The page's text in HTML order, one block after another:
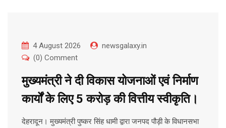
4 August 2026
newsgalaxy.in
(0) Comment
मुख्यमंत्री ने दी विकास योजनाओं एवं निर्माण
कार्यों के लिए 5 करोड़ की वित्तीय स्वीकृति।
देहरादून। मुख्यमंत्री पुष्कर सिंह धामी द्वारा जनपद पौड़ी के विधानसभा